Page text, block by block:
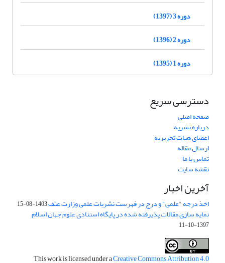
دوره 3 (1397)
دوره 2 (1396)
دوره 1 (1395)
دسترسی سریع
صفحه اصلی
درباره نشریه
اعضای هیات تحریریه
ارسال مقاله
تماس با ما
نقشه سایت
آخرین اخبار
اخذ درجه "علمی" و درج در فهرست نشریات علمی وزارت عتف1403-08-15
نمایه سازی مقالات پذیرفته شده در پایگاه استنادی علوم جهان اسلام
1397-10-11
This work is licensed under aCreative Commons Attribution 4.0